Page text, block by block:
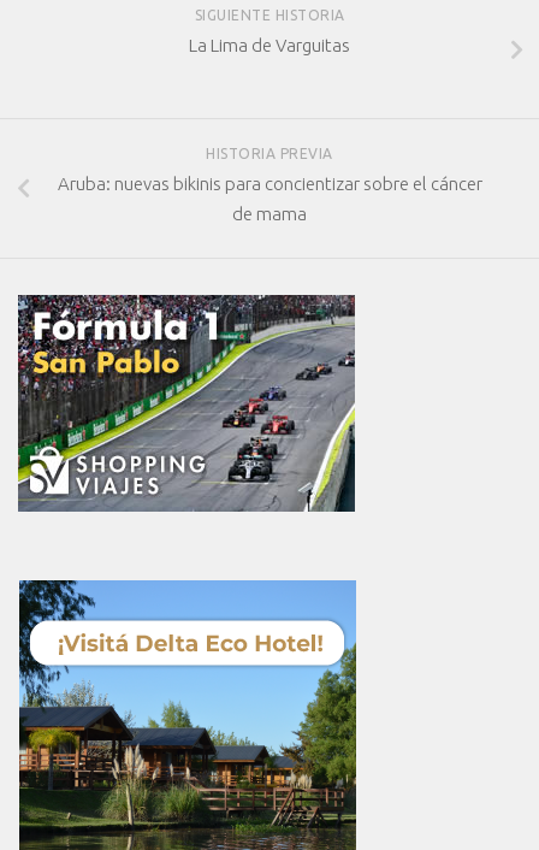
SIGUIENTE HISTORIA
La Lima de Varguitas
HISTORIA PREVIA
Aruba: nuevas bikinis para concientizar sobre el cáncer
de mama